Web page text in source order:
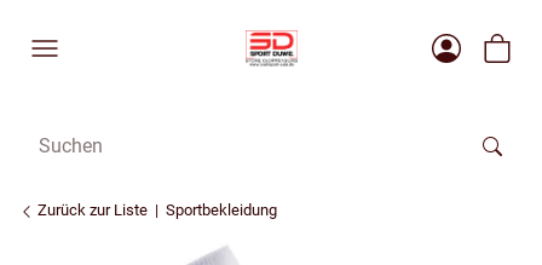
Zurück zur Liste Sportbekleidung